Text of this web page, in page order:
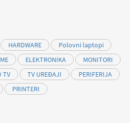
HARDWARE
Polovni laptopi
ELEKTRONIKA
MONITORI
TV TV UREĐAJI
PERIFERIJA
PRINTERI